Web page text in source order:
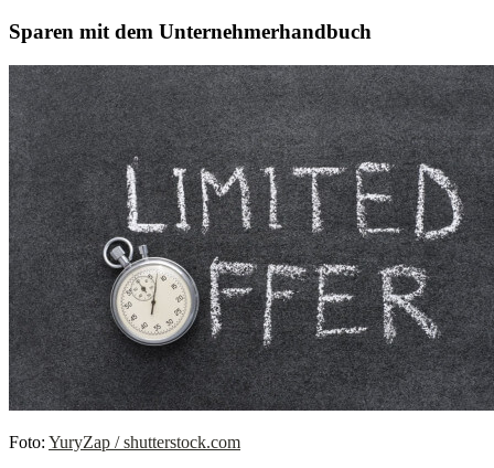
Sparen mit dem Unternehmerhandbuch
Foto: YuryZap / shutterstock.com